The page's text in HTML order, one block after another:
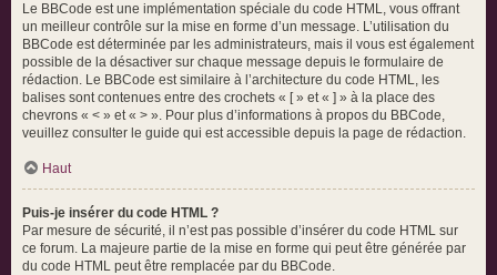
Le BBCode est une implémentation spéciale du code HTML, vous offrant
un meilleur contrôle sur la mise en forme d’un message. L’utilisation du
BBCode est déterminée par les administrateurs, mais il vous est également
possible de la désactiver sur chaque message depuis le formulaire de
rédaction. Le BBCode est similaire à l’architecture du code HTML, les
balises sont contenues entre des crochets « [ » et « ] » à la place des
chevrons « < » et « > ». Pour plus d’informations à propos du BBCode,
veuillez consulter le guide qui est accessible depuis la page de rédaction.
Haut
Puis-je insérer du code HTML ?
Par mesure de sécurité, il n’est pas possible d’insérer du code HTML sur
ce forum. La majeure partie de la mise en forme qui peut être générée par
du code HTML peut être remplacée par du BBCode.